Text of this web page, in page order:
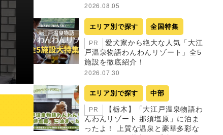
2026.08.05
エリア別で探す 全国特集
PR
愛犬家から絶大な人気「大江
戸温泉物語わんわんリゾート」全5
施設を徹底紹介！
2026.07.30
エリア別で探す 中部
PR
【栃木】「大江戸温泉物語わ
んわんリゾート 那須塩原」に泊ま
ったよ！ 上質な温泉と豪華多彩な